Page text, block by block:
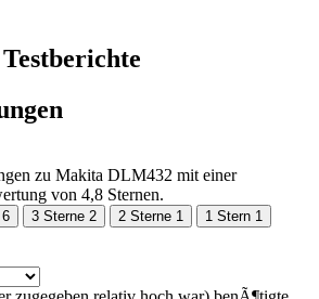
zu Makita DLM432 mit einer
von 4,8 Sternen.
6 3 Sterne 2 2 Sterne 1 1 Stern 1